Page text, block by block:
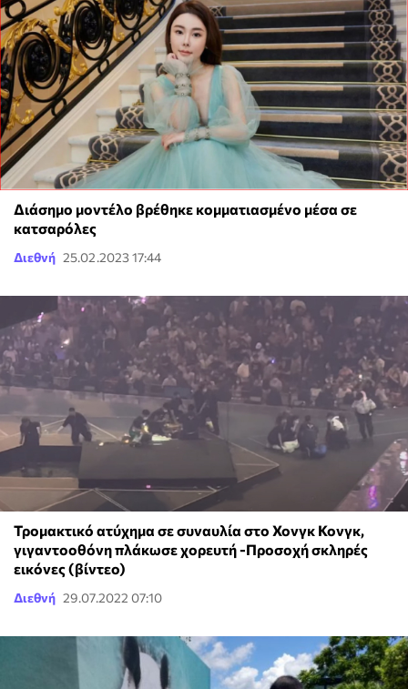
Διάσημο μοντέλο βρέθηκε κομματιασμένο μέσα σε
κατσαρόλες
Διεθνή 25.02.2023 17:44
Τρομακτικό ατύχημα σε συναυλία στο Χονγκ Κονγκ,
γιγαντοοθόνη πλάκωσε χορευτή -Προσοχή σκληρές
εικόνες (βίντεο)
Διεθνή 29.07.2022 07:10